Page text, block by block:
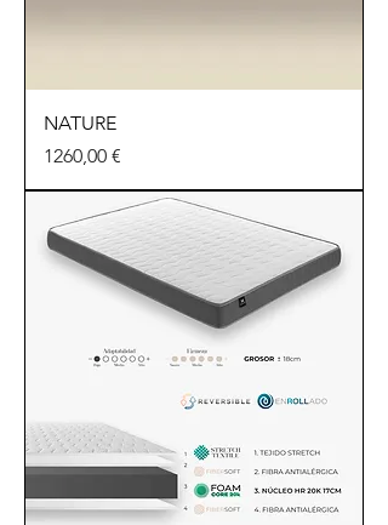
NATURE
Precio
1260,00 €